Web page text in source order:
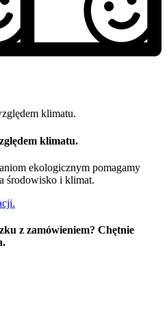
klimatu.
ekologicznym pomagamy
środowisko i klimat.
z zamówieniem? Chętnie